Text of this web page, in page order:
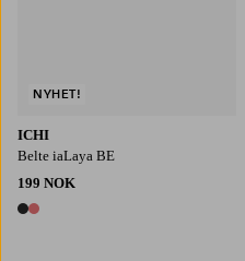
ICHI
Belte iaLaya BE
199 NOK
2 farger
NYHET!